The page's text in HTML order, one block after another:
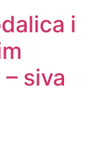
i
siva